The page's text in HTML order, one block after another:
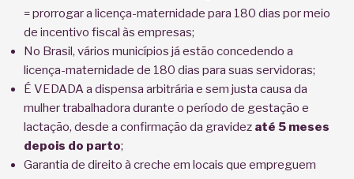
= prorrogar a licença-maternidade para 180 dias por meio
de incentivo fiscal às empresas;
No Brasil, vários municípios já estão concedendo a
licença-maternidade de 180 dias para suas servidoras;
É VEDADA a dispensa arbitrária e sem justa causa da
mulher trabalhadora durante o período de gestação e
lactação, desde a confirmação da gravidez até 5 meses
depois do parto;
Garantia de direito à creche em locais que empreguem